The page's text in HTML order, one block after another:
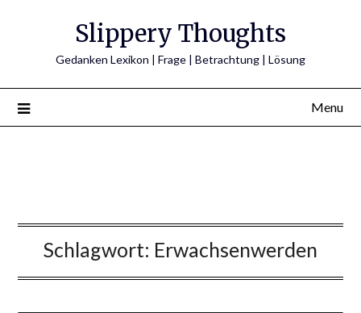
Slippery Thoughts
Gedanken Lexikon | Frage | Betrachtung | Lösung
Menu
Schlagwort: Erwachsenwerden